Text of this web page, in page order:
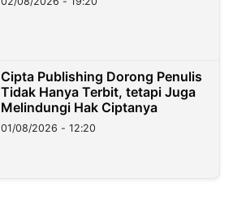
Cipta Publishing Dorong Penulis
Tidak Hanya Terbit, tetapi Juga
Melindungi Hak Ciptanya
01/08/2026 - 12:20